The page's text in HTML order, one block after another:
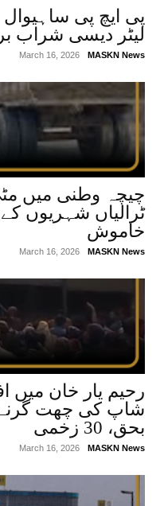
لیٹر دیسی شراب
MASKN News
March 16, 2026
چیچہ وطنی میں
ٹرالیاں شہریوں کے
خاموش
MASKN News
March 16, 2026
رحیم یار خان میں
بحق، 30 زخمی
MASKN News
March 16, 2026